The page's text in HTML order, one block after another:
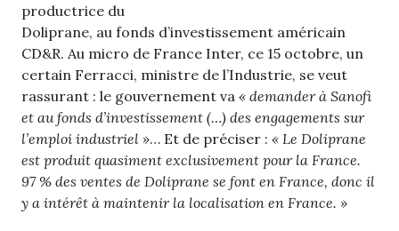
productrice du
Doliprane, au fonds d’investissement américain
CD&R. Au micro de France Inter, ce 15 octobre, un
certain Ferracci, ministre de l’Industrie, se veut
rassurant : le gouvernement va « demander à Sanofi
et au fonds d’investissement (…) des engagements sur
l’emploi industriel »… Et de préciser : « Le Doliprane
est produit quasiment exclusivement pour la France.
97 % des ventes de Doliprane se font en France, donc il
y a intérêt à maintenir la localisation en France. »